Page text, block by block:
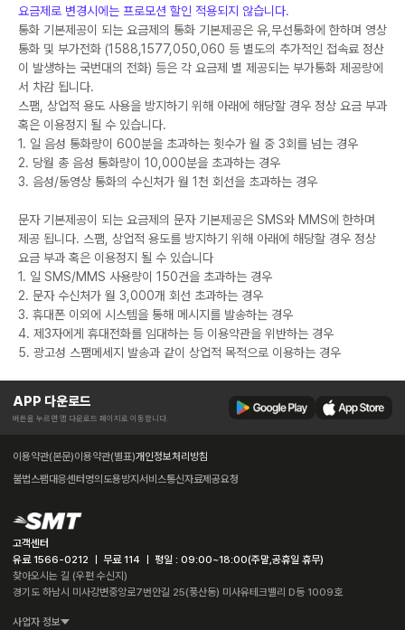
요금제로 변경시에는 프로모션 할인 적용되지 않습니다.
통화 기본제공이 되는 요금제의 통화 기본제공은 유,무선통화에 한하며 영상
통화 및 부가전화 (1588,1577,050,060 등 별도의 추가적인 접속료 정산
이 발생하는 국번대의 전화) 등은 각 요금제 별 제공되는 부가통화 제공량에
서 차감 됩니다.
스팸, 상업적 용도 사용을 방지하기 위해 아래에 해당할 경우 정상 요금 부과
혹은 이용정지 될 수 있습니다.
1. 일 음성 통화량이 600분을 초과하는 횟수가 월 중 3회를 넘는 경우
2. 당월 총 음성 통화량이 10,000분을 초과하는 경우
3. 음성/동영상 통화의 수신처가 월 1천 회선을 초과하는 경우
문자 기본제공이 되는 요금제의 문자 기본제공은 SMS와 MMS에 한하며
제공 됩니다. 스팸, 상업적 용도를 방지하기 위해 아래에 해당할 경우 정상
요금 부과 혹은 이용정지 될 수 있습니다
1. 일 SMS/MMS 사용량이 150건을 초과하는 경우
2. 문자 수신처가 월 3,000개 회선 초과하는 경우
3. 휴대폰 이외에 시스템을 통해 메시지를 발송하는 경우
4. 제3자에게 휴대전화를 임대하는 등 이용약관을 위반하는 경우
5. 광고성 스팸메세지 발송과 같이 상업적 목적으로 이용하는 경우
APP 다운로드
버튼을 누르면 앱 다운로드 페이지로 이동합니다.
이용약관(본문)이용약관(별표)개인정보처리방침
불법스팸대응센터 명의도용방지서비스통신자료제공요청
고객센터
유료 1566-0212 ㅣ 무료 114 ㅣ 평일 : 09:00~18:00(주말,공휴일 휴무)
찾아오시는 길 (우편 수신지)
경기도 하남시 미사강변중앙로7번안길 25(풍산동) 미사유테크밸리 D동 1009호
사업자 정보